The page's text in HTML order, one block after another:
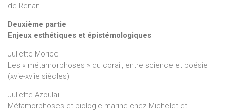
de Renan
Deuxième partie
Enjeux esthétiques et épistémologiques
Juliette Morice
Les « métamorphoses » du corail, entre science et poésie
(xvie-xviie siècles)
Juliette Azoulai
Métamorphoses et biologie marine chez Michelet et